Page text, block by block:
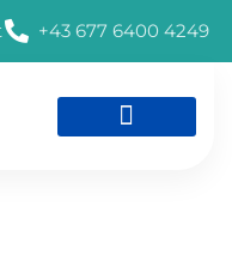
+43 677 6400 4249